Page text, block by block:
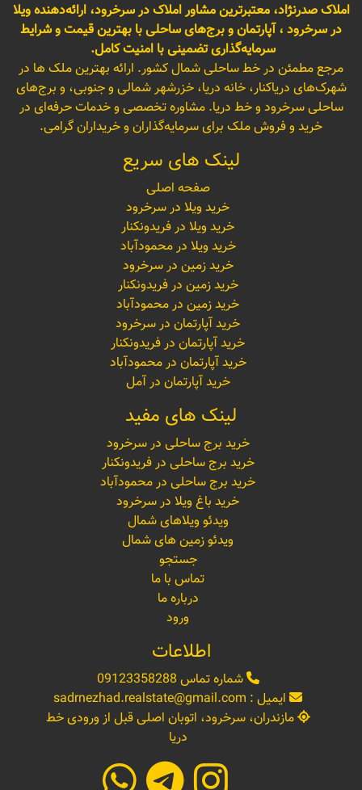
املاک صدرنژاد، معتبرترین مشاور املاک در سرخرود، ارائه‌دهنده ویلا
در سرخرود ، آپارتمان و برج‌های ساحلی با بهترین قیمت و شرایط
سرمایه‌گذاری تضمینی با امنیت کامل.
مرجع مطمئن در خط ساحلی شمال کشور. ارائه بهترین ملک ها در
شهرک‌های دریاکنار، خانه دریا، خزرشهر شمالی و جنوبی، و برج‌های
ساحلی سرخرود و خط دریا. مشاوره تخصصی و خدمات حرفه‌ای در
خرید و فروش ملک برای سرمایه‌گذاران و خریداران گرامی.
لینک های سریع
صفحه اصلی
خرید ویلا در سرخرود
خرید ویلا در فریدونکنار
خرید ویلا در محمودآباد
خرید زمین در سرخرود
خرید زمین در فریدونکنار
خرید زمین در محمودآباد
خرید آپارتمان در سرخرود
خرید آپارتمان در فریدونکنار
خرید آپارتمان در محمودآباد
خرید آپارتمان در آمل
لینک های مفید
خرید برج ساحلی در سرخرود
خرید برج ساحلی در فریدونکنار
خرید برج ساحلی در محمودآباد
خرید باغ ویلا در سرخرود
ویدئو ویلاهای شمال
ویدئو زمین های شمال
جستجو
تماس با ما
درباره ما
ورود
اطلاعات
شماره تماس 09123358288
ایمیل : sadrnezhad.realstate@gmail.com
مازندران، سرخرود، اتوبان اصلی قبل از ورودی خط
دریا